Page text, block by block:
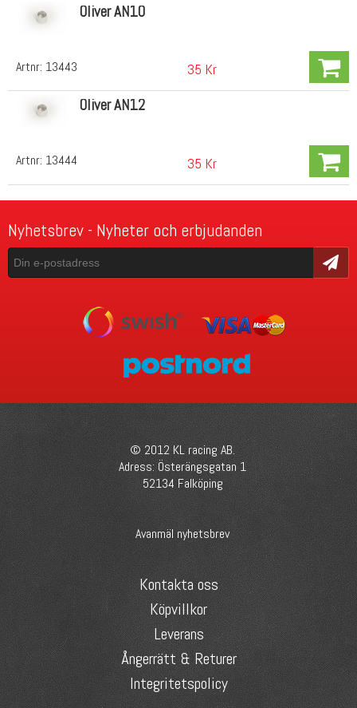
Artnr: 13443
Oliver AN10
35 Kr
Artnr: 13444
Oliver AN12
35 Kr
Nyhetsbrev - Nyheter och erbjudanden
Skicka
© 2012 KL racing AB.
Adress: Österängsgatan 1
52134 Falköping
Avanmäl nyhetsbrev
Kontakta oss
Köpvillkor
Leverans
Ångerrätt & Returer
Integritetspolicy